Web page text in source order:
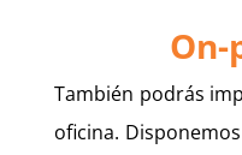
También podrás
oficina.